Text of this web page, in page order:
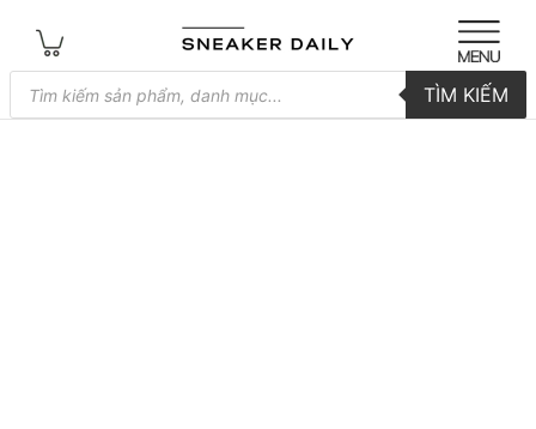
Tìm
kiếm
sản
TÌM KIẾM